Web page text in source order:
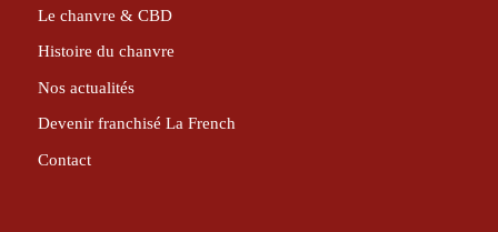
Le chanvre & CBD
Histoire du chanvre
Nos actualités
Devenir franchisé La French
Contact